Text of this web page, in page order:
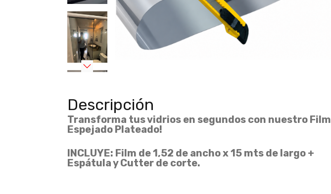
Descripción
Transforma tus vidrios en segundos con nuestro Film
Espejado Plateado!
INCLUYE: Film de 1,52 de ancho x 15 mts de largo +
Espátula y Cutter de corte.